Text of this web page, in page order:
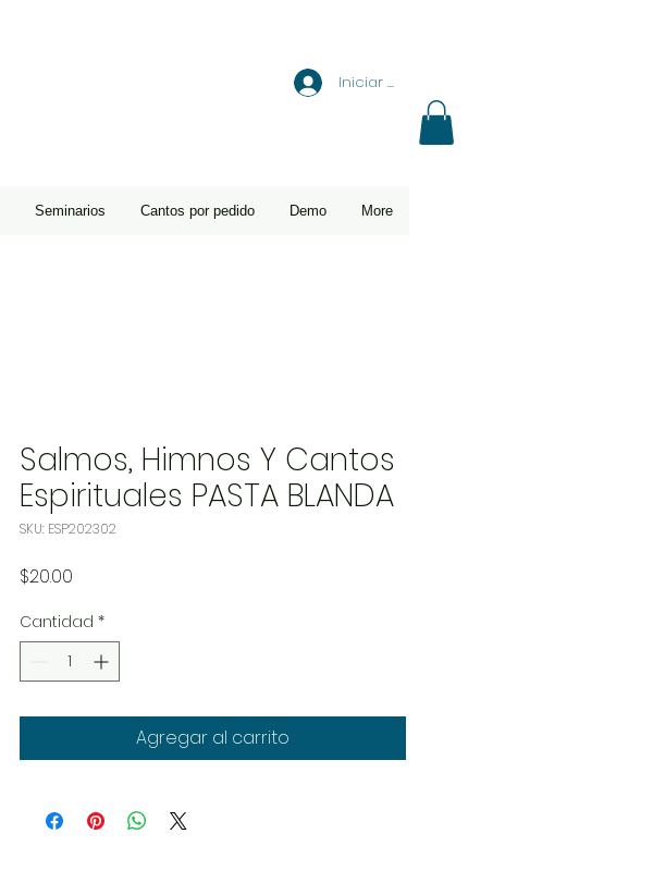
Iniciar sesión
Seminarios Cantos por pedido Demo More
Salmos, Himnos Y Cantos
Espirituales PASTA BLANDA
SKU: ESP202302
$20.00
Cantidad *
Agregar al carrito